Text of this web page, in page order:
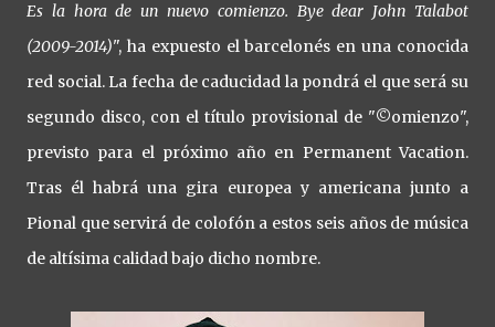
Es la hora de un nuevo comienzo. Bye dear John Talabot
(2009-2014)", ha expuesto el barcelonés en una conocida
red social. La fecha de caducidad la pondrá el que será su
segundo disco, con el título provisional de "©omienzo",
previsto para el próximo año en Permanent Vacation.
Tras él habrá una gira europea y americana junto a
Pional que servirá de colofón a estos seis años de música
de altísima calidad bajo dicho nombre.